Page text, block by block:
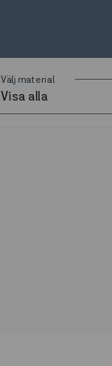
Välj material
Visa alla